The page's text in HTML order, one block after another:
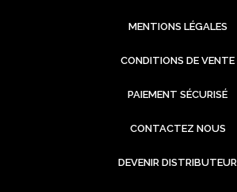
MENTIONS LÉGALES
CONDITIONS DE VENTE
PAIEMENT SÉCURISÉ
CONTACTEZ NOUS
DEVENIR DISTRIBUTEUR